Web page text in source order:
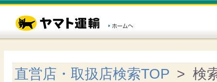
直営店・取扱店検索TOP > 検